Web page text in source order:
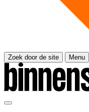
Zoek door de site Menu